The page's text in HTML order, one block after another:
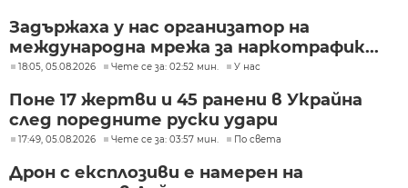
Задържаха у нас организатор на
международна мрежа за наркотрафик...
18:05, 05.08.2026 Чете се за: 02:52 мин. У нас
Поне 17 жертви и 45 ранени в Украйна
след поредните руски удари
17:49, 05.08.2026 Чете се за: 03:57 мин. По света
Дрон с експлозиви е намерен на